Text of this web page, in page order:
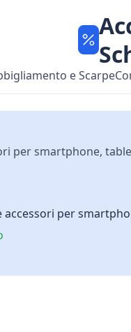
e Scarpe
per smartphone,
accessori per